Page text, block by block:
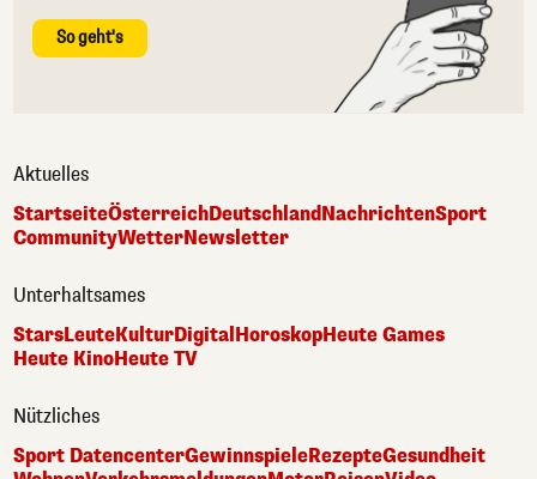
So geht's
Aktuelles
StartseiteÖsterreichDeutschlandNachrichtenSport
CommunityWetterNewsletter
Unterhaltsames
StarsLeuteKulturDigital HoroskopHeute Games
Heute KinoHeute TV
Nützliches
Sport DatencenterGewinnspieleRezepteGesundheit